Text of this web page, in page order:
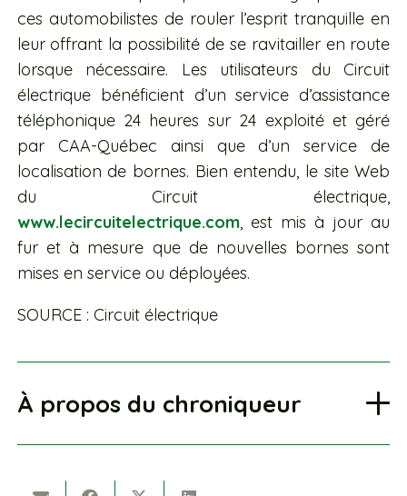
ces automobilistes de rouler l’esprit tranquille en
leur offrant la possibilité de se ravitailler en route
lorsque nécessaire. Les utilisateurs du Circuit
électrique bénéficient d’un service d’assistance
téléphonique 24 heures sur 24 exploité et géré
par CAA-Québec ainsi que d’un service de
localisation de bornes. Bien entendu, le site Web
du Circuit électrique,
www.lecircuitelectrique.com, est mis à jour au
fur et à mesure que de nouvelles bornes sont
mises en service ou déployées.
SOURCE : Circuit électrique
À propos du chroniqueur